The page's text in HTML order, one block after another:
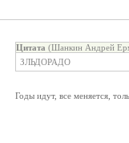
Цитата (Шанкин Андрей
ЗЛЬДОРАДО
Годы идут, все меняется,